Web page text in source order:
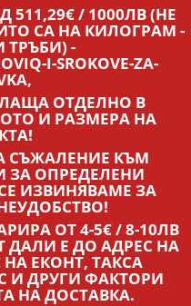
/ 1000ЛВ (НЕ
СА НА КИЛОГРАМ -
ТРЪБИ) -
I-SROKOVE-ZA-
ОТДЕЛНО В
И РАЗМЕРА НА
СЪЖАЛЕНИЕ КЪМ
ЗА ОПРЕДЕЛЕНИ
ИЗВИНЯВАМЕ ЗА
ОТ 4-5€ / 8-10ЛВ
ДАЛИ Е ДО АДРЕС НА
ЕКОНТ, ТАКСА
И ДРУГИ ФАКТОРИ
НА ДОСТАВКА.